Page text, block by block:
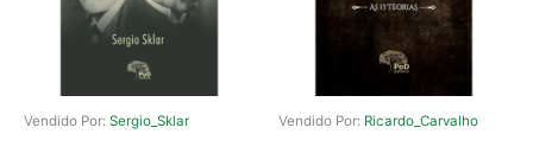
Vendido Por: Sergio_Sklar Vendido Por: Ricardo_Carvalho